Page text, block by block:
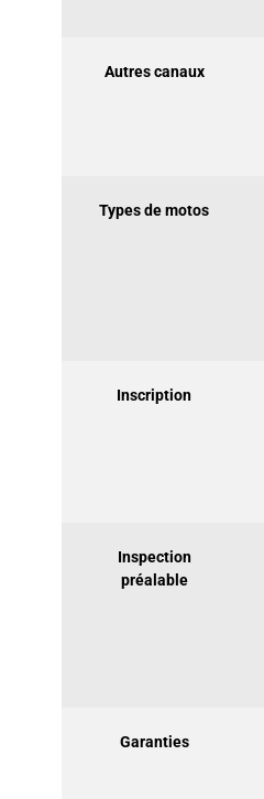
Autres canaux
Types de motos
Inscription
Inspection
préalable
Garanties